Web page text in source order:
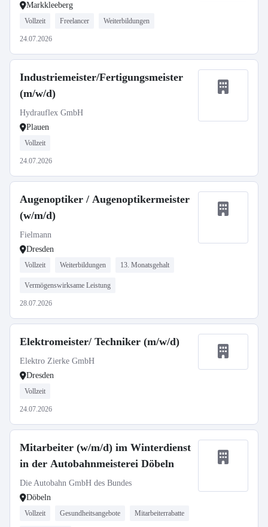
Markkleeberg
Vollzeit Freelancer Weiterbildungen
24.07.2026
Industriemeister/Fertigungsmeister
(m/w/d)
Hydrauflex GmbH
Plauen
Vollzeit
24.07.2026
Augenoptiker / Augenoptikermeister
(w/m/d)
Fielmann
Dresden
Vollzeit Weiterbildungen 13. Monatsgehalt
Vermögenswirksame Leistung
28.07.2026
Elektromeister/ Techniker (m/w/d)
Elektro Zierke GmbH
Dresden
Vollzeit
24.07.2026
Mitarbeiter (w/m/d) im Winterdienst
in der Autobahnmeisterei Döbeln
Die Autobahn GmbH des Bundes
Döbeln
Vollzeit Gesundheitsangebote Mitarbeiterrabatte